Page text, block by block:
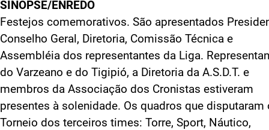
SINOPSE/ENREDO
Festejos comemorativos. São apresentados
Conselho Geral, Diretoria, Comissão Técnica e
Assembléia dos representantes da Liga.
do Varzeano e do Tigipió, a Diretoria da A.S.D.T. e
membros da Associação dos Cronistas estiveram
presentes à solenidade. Os quadros que disputaram
Torneio dos terceiros times: Torre, Sport, Náutico,